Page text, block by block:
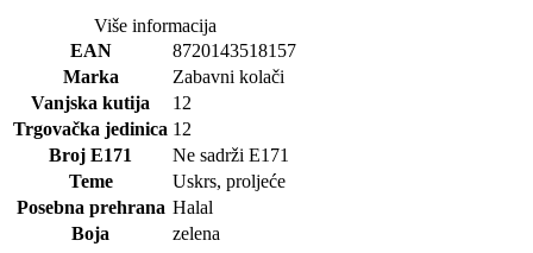
Više informacija
EAN
8720143518157
Marka
Zabavni kolači
Vanjska kutija
12
Trgovačka jedinica 12
Broj E171
Ne sadrži E171
Teme
Uskrs, proljeće
Posebna prehrana Halal
Boja
zelena